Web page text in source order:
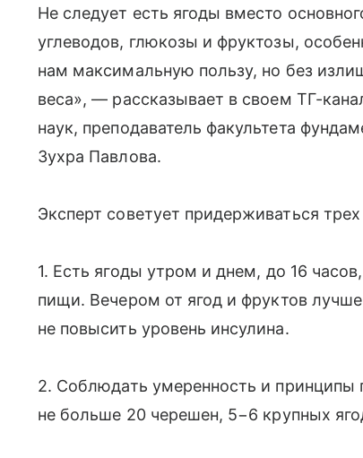
Не следует есть ягоды вместо
углеводов, глюкозы и фруктозы,
нам максимальную пользу, но без
веса», — рассказывает в своем ТГ-
наук, преподаватель факультета
Зухра Павлова.
Эксперт советует придерживаться
1. Есть ягоды утром и днем, до 16
пищи. Вечером от ягод и фруктов
не повысить уровень инсулина.
2. Соблюдать умеренность и принципы
не больше 20 черешен, 5−6 крупных